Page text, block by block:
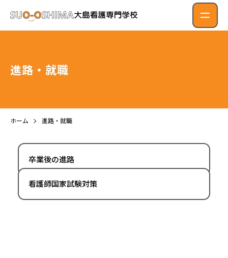
進路・就職
ホーム 進路・就職
卒業後の進路
看護師国家試験対策